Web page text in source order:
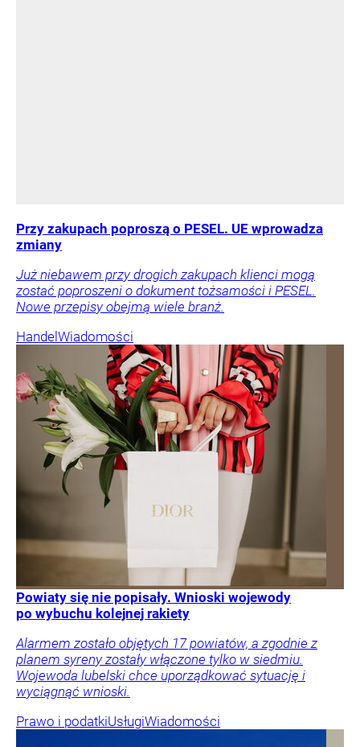
Przy zakupach poproszą o PESEL. UE wprowadza
zmiany
Już niebawem przy drogich zakupach klienci mogą
zostać poproszeni o dokument tożsamości i PESEL.
Nowe przepisy obejmą wiele branż.
Handel Wiadomości
Powiaty się nie popisały. Wnioski wojewody
po wybuchu kolejnej rakiety
Alarmem zostało objętych 17 powiatów, a zgodnie z
planem syreny zostały włączone tylko w siedmiu.
Wojewoda lubelski chce uporządkować sytuację i
wyciągnąć wnioski.
Prawo i podatkiUsługiWiadomości